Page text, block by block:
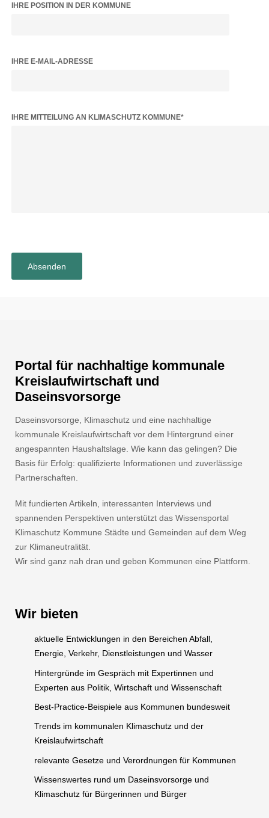
IHRE POSITION IN DER KOMMUNE
IHRE E-MAIL-ADRESSE
BITTE LASSE DIESES FELD LEER.
IHRE MITTEILUNG AN KLIMASCHUTZ KOMMUNE*
Portal für nachhaltige kommunale
Kreislaufwirtschaft und
Daseinsvorsorge
Daseinsvorsorge, Klimaschutz und eine nachhaltige
kommunale Kreislaufwirtschaft vor dem Hintergrund einer
angespannten Haushaltslage. Wie kann das gelingen? Die
Basis für Erfolg: qualifizierte Informationen und zuverlässige
Partnerschaften.
Mit fundierten Artikeln, interessanten Interviews und
spannenden Perspektiven unterstützt das Wissensportal
Klimaschutz Kommune Städte und Gemeinden auf dem Weg
zur Klimaneutralität.
Wir sind ganz nah dran und geben Kommunen eine Plattform.
Wir bieten
aktuelle Entwicklungen in den Bereichen Abfall,
Energie, Verkehr, Dienstleistungen und Wasser
Hintergründe im Gespräch mit Expertinnen und
Experten aus Politik, Wirtschaft und Wissenschaft
Best-Practice-Beispiele aus Kommunen bundesweit
Trends im kommunalen Klimaschutz und der
Kreislaufwirtschaft
relevante Gesetze und Verordnungen für Kommunen
Wissenswertes rund um Daseinsvorsorge und
Klimaschutz für Bürgerinnen und Bürger